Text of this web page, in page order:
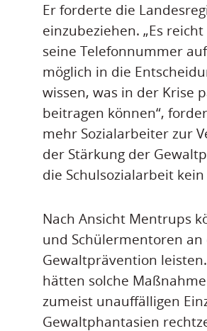
Er forderte die
einzubeziehen. „Es
seine Telefonnummer
möglich in die
wissen, was in der Krise
beitragen können“,
mehr Sozialarbeiter zur
der Stärkung der
die Schulsozialarbeit
Nach Ansicht Mentrups
und Schülermentoren an
Gewaltprävention
hätten solche
zumeist unauffälligen
Gewaltphantasien